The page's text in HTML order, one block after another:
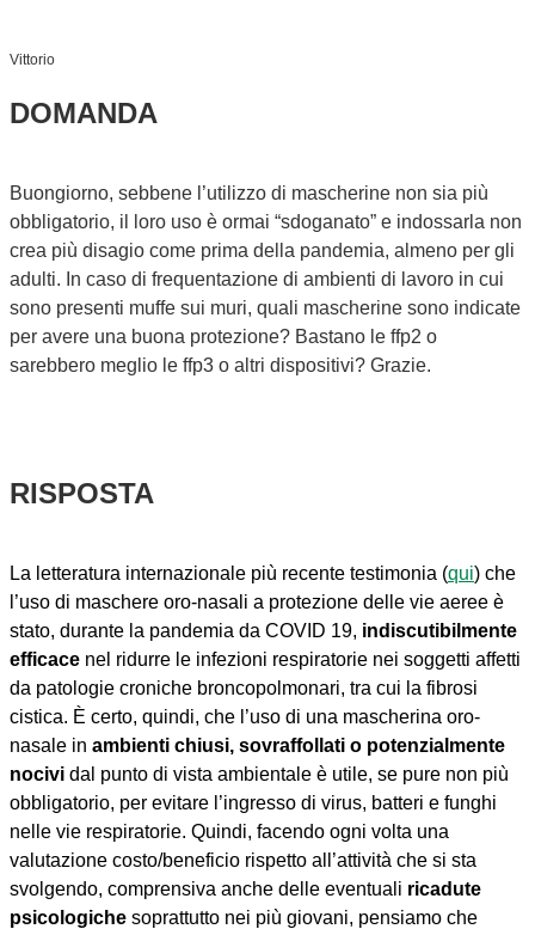
Vittorio
DOMANDA
Buongiorno, sebbene l’utilizzo di mascherine non sia più
obbligatorio, il loro uso è ormai “sdoganato” e indossarla non
crea più disagio come prima della pandemia, almeno per gli
adulti. In caso di frequentazione di ambienti di lavoro in cui
sono presenti muffe sui muri, quali mascherine sono indicate
per avere una buona protezione? Bastano le ffp2 o
sarebbero meglio le ffp3 o altri dispositivi? Grazie.
RISPOSTA
La letteratura internazionale più recente testimonia (qui) che
l’uso di maschere oro-nasali a protezione delle vie aeree è
stato, durante la pandemia da COVID 19, indiscutibilmente
efficace nel ridurre le infezioni respiratorie nei soggetti affetti
da patologie croniche broncopolmonari, tra cui la fibrosi
cistica. È certo, quindi, che l’uso di una mascherina oro-
nasale in ambienti chiusi, sovraffollati o potenzialmente
nocivi dal punto di vista ambientale è utile, se pure non più
obbligatorio, per evitare l’ingresso di virus, batteri e funghi
nelle vie respiratorie. Quindi, facendo ogni volta una
valutazione costo/beneficio rispetto all’attività che si sta
svolgendo, comprensiva anche delle eventuali ricadute
psicologiche soprattutto nei più giovani, pensiamo che